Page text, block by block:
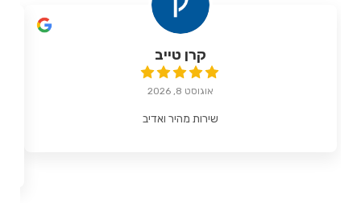
קרן טייב
אוגוסט 8, 2026
שירות מהיר ואדיב